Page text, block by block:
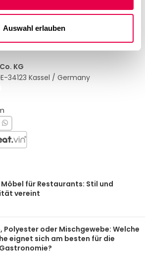
Auswahl erlauben
für Gastronomiemöbel und -textilien. Wir
Lösungen für Restaurants, Hotels und
und Service, auf die Sie sich verlassen
KG
34123 Kassel / Germany
für Restaurants: Stil und
vereint
Polyester oder Mischgewebe: Welche
eignet sich am besten für die